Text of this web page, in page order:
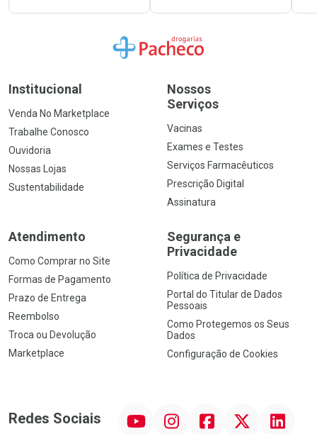
Ir para a Home
Institucional
Venda No Marketplace
Trabalhe Conosco
Ouvidoria
Nossas Lojas
Sustentabilidade
Nossos
Serviços
Vacinas
Exames e Testes
Serviços Farmacêuticos
Prescrição Digital
Assinatura
Atendimento
Como Comprar no Site
Formas de Pagamento
Prazo de Entrega
Reembolso
Troca ou Devolução
Marketplace
Segurança e
Privacidade
Política de Privacidade
Portal do Titular de Dados
Pessoais
Como Protegemos os Seus
Dados
Configuração de Cookies
Redes Sociais InstagramFacebookTwitter Linkedin